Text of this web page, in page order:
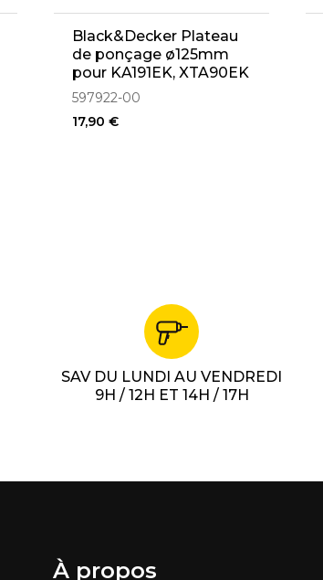
Black&Decker Plateau
de ponçage ø125mm
pour KA191EK, XTA90EK
(597922-00)
597922-00
17,90 €
SAV DU LUNDI AU VENDREDI
9H / 12H ET 14H / 17H
À propos